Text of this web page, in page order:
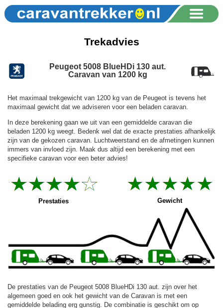
Trekadvies
Peugeot 5008 BlueHDi 130 aut.
Caravan van 1200 kg
Het maximaal trekgewicht van 1200 kg van de Peugeot is tevens het
maximaal gewicht dat we adviseren voor een beladen caravan.
In deze berekening gaan we uit van een gemiddelde caravan die
beladen 1200 kg weegt. Bedenk wel dat de exacte prestaties afhankelijk
zijn van de gekozen caravan. Luchtweerstand en de afmetingen kunnen
immers van invloed zijn. Maak dus altijd een berekening met een
specifieke caravan voor een beter advies!
Prestaties Gewicht
De prestaties van de Peugeot 5008 BlueHDi 130 aut. zijn over het
algemeen goed en ook het gewicht van de Caravan is met een
gemiddelde belading erg gunstig. De combinatie is geschikt om op